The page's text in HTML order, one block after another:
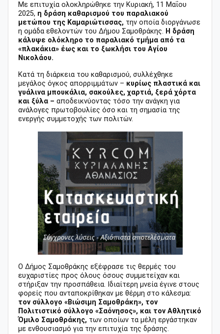
Με επιτυχία ολοκληρώθηκε την Κυριακή, 11 Μαΐου
2025, η δράση καθαρισμού του παραλιακού
μετώπου της Καμαριώτισσας, την οποία διοργάνωσε
η ομάδα εθελοντών του Δήμου Σαμοθράκης. Η δράση
κάλυψε ολόκληρο το παραλιακό τμήμα από τα
«πλακάκια» έως και το ξωκλήσι του Αγίου
Νικολάου.
Κατά τη διάρκεια του καθαρισμού, συλλέχθηκε
μεγάλος όγκος απορριμμάτων – κυρίως πλαστικά και
γυάλινα μπουκάλια, σακούλες, χαρτιά, ξερά χόρτα
και ξύλα – αποδεικνύοντας τόσο την ανάγκη για
ανάλογες πρωτοβουλίες όσο και τη σημασία της
ενεργής συμμετοχής των πολιτών.
Ο Δήμος Σαμοθράκης εξέφρασε τις θερμές του
ευχαριστίες προς όλους όσους συμμετείχαν και
στήριξαν την προσπάθεια. Ιδιαίτερη μνεία έγινε στους
φορείς που ανταποκρίθηκαν με θέρμη στο κάλεσμα:
τον σύλλογο «Βιώσιμη Σαμοθράκη», τον
Πολιτιστικό σύλλογο «Σαόνησος», και τον Αθλητικό
Όμιλο Σαμοθράκης, των οποίων τα μέλη εργάστηκαν
με ενθουσιασμό για την επιτυχία της δράσης.